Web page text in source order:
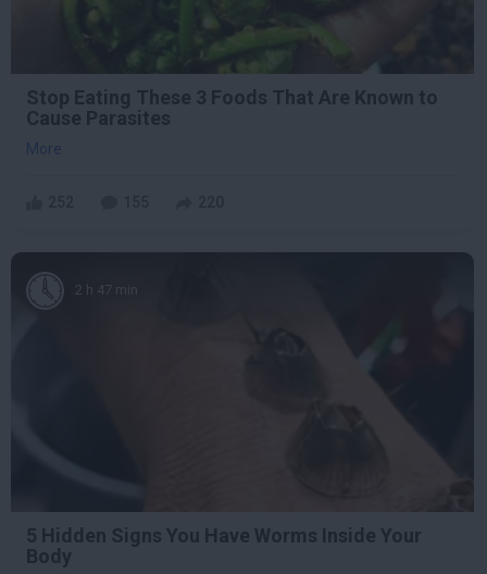
Stop Eating These 3 Foods That Are Known to
Cause Parasites
More
2 h 47 min
5 Hidden Signs You Have Worms Inside Your
Body